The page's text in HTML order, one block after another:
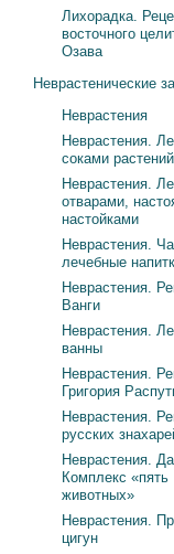
Лихорадка.
восточного
Озава
Неврастенические
Неврастения
Неврастения.
соками растений
Неврастения.
отварами,
настойками
Неврастения.
лечебные
Неврастения.
Ванги
Неврастения.
ванны
Неврастения.
Григория
Неврастения.
русских
Неврастения.
Комплекс «пять
животных»
Неврастения.
цигун